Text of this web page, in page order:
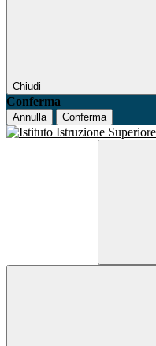
Chiudi
Conferma
Annulla Conferma